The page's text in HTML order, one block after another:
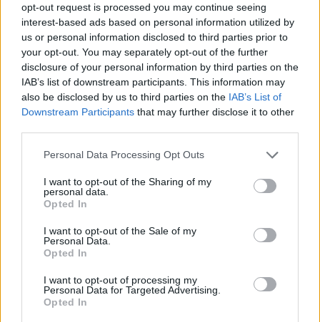
opt-out request is processed you may continue seeing
interest-based ads based on personal information utilized by
us or personal information disclosed to third parties prior to
your opt-out. You may separately opt-out of the further
disclosure of your personal information by third parties on the
IAB’s list of downstream participants. This information may
also be disclosed by us to third parties on the IAB’s List of
Downstream Participants that may further disclose it to other
Personal Data Processing Opt Outs
I want to opt-out of the Sharing of my
personal data.
Opted In
I want to opt-out of the Sale of my
Personal Data.
Opted In
I want to opt-out of processing my
Personal Data for Targeted Advertising.
Opted In